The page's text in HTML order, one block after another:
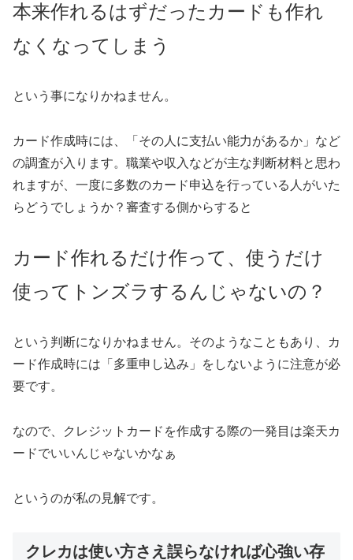
本来作れるはずだったカードも作れ
なくなってしまう
という事になりかねません。
カード作成時には、「その人に支払い能力があるか」など
の調査が入ります。職業や収入などが主な判断材料と思わ
れますが、一度に多数のカード申込を行っている人がいた
らどうでしょうか？審査する側からすると
カード作れるだけ作って、使うだけ
使ってトンズラするんじゃないの？
という判断になりかねません。そのようなこともあり、カ
ード作成時には「多重申し込み」をしないように注意が必
要です。
なので、クレジットカードを作成する際の一発目は楽天カ
ードでいいんじゃないかなぁ
というのが私の見解です。
クレカは使い方さえ誤らなければ心強い存